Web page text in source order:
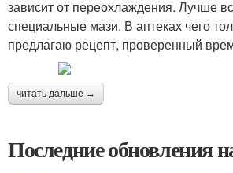
зависит от переохлаждения. Лучше
специальные мази. В аптеках чего
предлагаю рецепт, проверенный
читать дальше →
Последние обновления